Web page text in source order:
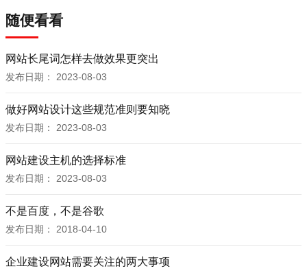
随便看看
网站长尾词怎样去做效果更突出
发布日期： 2023-08-03
做好网站设计这些规范准则要知晓
发布日期： 2023-08-03
网站建设主机的选择标准
发布日期： 2023-08-03
不是百度，不是谷歌
发布日期： 2018-04-10
企业建设网站需要关注的两大事项